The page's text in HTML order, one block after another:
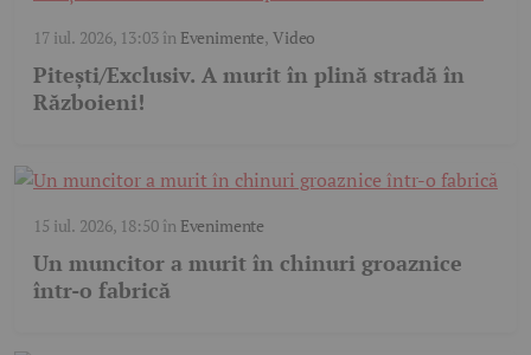
17 iul. 2026, 13:03în Evenimente,Video
Pitești/Exclusiv. A murit în plină stradă în
Războieni!
15 iul. 2026, 18:50în Evenimente
Un muncitor a murit în chinuri groaznice
într-o fabrică